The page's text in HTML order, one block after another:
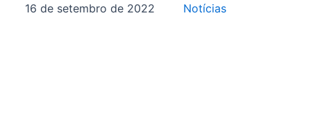
16 de setembro de 2022 Notícias